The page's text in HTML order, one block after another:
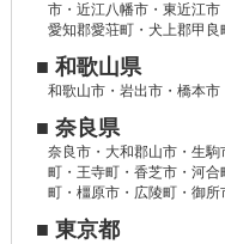
市・近江八幡市・東近江市
愛知郡愛荘町・犬上郡甲
■ 和歌山県
和歌山市・岩出市・橋本
■ 奈良県
奈良市・大和郡山市・生
町・王寺町・香芝市・河
町・橿原市・広陵町・御
■ 東京都